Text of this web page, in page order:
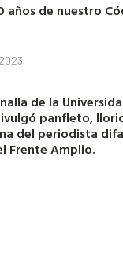
años de nuestro
de la
panfleto,
del periodista
Frente Amplio.